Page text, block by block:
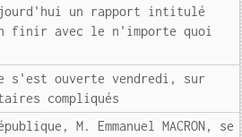
un rapport intitulé
finir avec le n'importe quoi
s'est ouverte vendredi, sur
compliqués
M. Emmanuel MACRON, se